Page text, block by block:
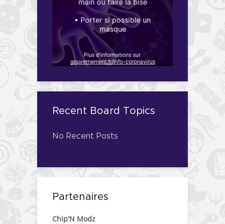
Recent Board Topics
No Recent Posts
Partenaires
Chip'N Modz